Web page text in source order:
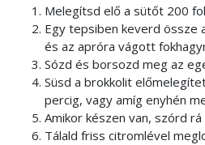
Melegítsd elő a sütőt 200
Egy tepsiben keverd össze
és az apróra vágott
Sózd és borsozd meg az
Süsd a brokkolit
percig, vagy amíg enyhén
Amikor készen van, szórd
Tálald friss citromlével